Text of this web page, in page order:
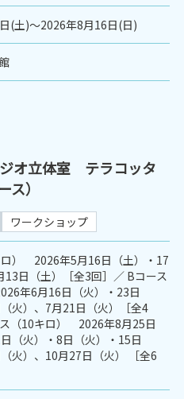
(土)～2026年8月16日(日)
オ立体室 テラコッタ
ス）
ワークショップ
） 2026年5月16日（土）・17
13日（土）［全3回］／ Bコース
年6月16日（火）・23日
（火）、7月21日（火）［全4
（10キロ） 2026年8月25日
日（火）・8日（火）・15日
（火）、10月27日（火） ［全6